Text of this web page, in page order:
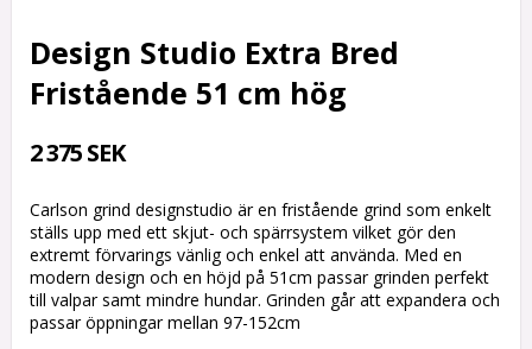
Design Studio Extra Bred
Fristående 51 cm hög
2 375 SEK
Carlson grind designstudio är en fristående grind som enkelt
ställs upp med ett skjut- och spärrsystem vilket gör den
extremt förvarings vänlig och enkel att använda. Med en
modern design och en höjd på 51cm passar grinden perfekt
till valpar samt mindre hundar. Grinden går att expandera och
passar öppningar mellan 97-152cm